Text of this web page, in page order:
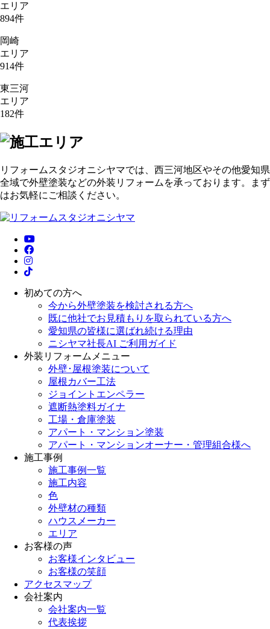
エリア
894件
岡崎
エリア
914件
東三河
エリア
182件
リフォームスタジオニシヤマでは、西三河地区やその他愛知県
全域で外壁塗装などの外装リフォームを承っております。まず
はお気軽にご相談ください。
初めての方へ
今から外壁塗装を検討される方へ
既に他社でお見積もりを取られている方へ
愛知県の皆様に選ばれ続ける理由
ニシヤマ社長AI ご利用ガイド
外装リフォームメニュー
外壁･屋根塗装について
屋根カバー工法
ジョイントエンペラー
遮断熱塗料ガイナ
工場・倉庫塗装
アパート・マンション塗装
アパート・マンションオーナー・管理組合様へ
施工事例
施工事例一覧
施工内容
色
外壁材の種類
ハウスメーカー
エリア
お客様の声
お客様インタビュー
お客様の笑顔
アクセスマップ
会社案内
会社案内一覧
代表挨拶